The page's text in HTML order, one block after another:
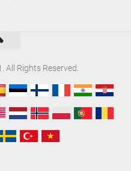
All Rights Reserved.